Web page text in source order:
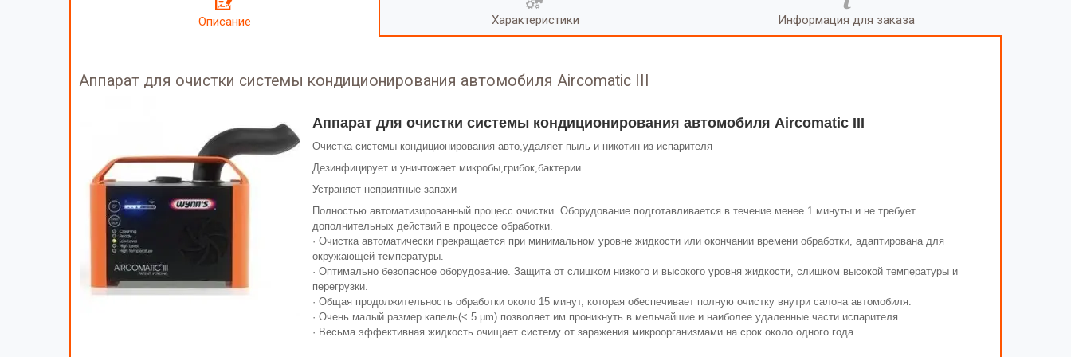
Описание Характеристики Информация для заказа
Аппарат для очистки системы кондиционирования автомобиля Aircomatic III
Аппарат для очистки системы кондиционирования автомобиля Aircomatic III
Очистка системы кондиционирования авто,удаляет пыль и никотин из испарителя
Дезинфицирует и уничтожает микробы,грибок,бактерии
Устраняет неприятные запахи
Полностью автоматизированный процесс очистки. Оборудование подготавливается в течение менее 1 минуты и не требует
дополнительных действий в процессе обработки.
· Очистка автоматически прекращается при минимальном уровне жидкости или окончании времени обработки, адаптирована для
окружающей температуры.
· Оптимально безопасное оборудование. Защита от слишком низкого и высокого уровня жидкости, слишком высокой температуры и
перегрузки.
· Общая продолжительность обработки около 15 минут, которая обеспечивает полную очистку внутри салона автомобиля.
· Очень малый размер капель(< 5 μm) позволяет им проникнуть в мельчайшие и наиболее удаленные части испарителя.
· Весьма эффективная жидкость очищает систему от заражения микроорганизмами на срок около одного года